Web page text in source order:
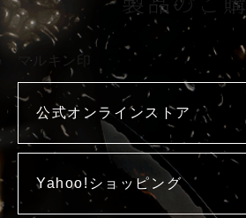
マルキン印
公式オンラインストア
Yahoo!ショッピング